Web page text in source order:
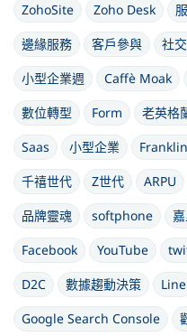
ZohoSite
Zoho Desk
邊緣服務
客戶參與 社
小型企業週
Caffè Moak
數位轉型
Form 老英格
Saas
小型企業
千禧世代
Z世代 ARPU
品牌靈魂
softphone
Facebook
YouTube
D2C
數據趨動決策 Line
Google Search Console